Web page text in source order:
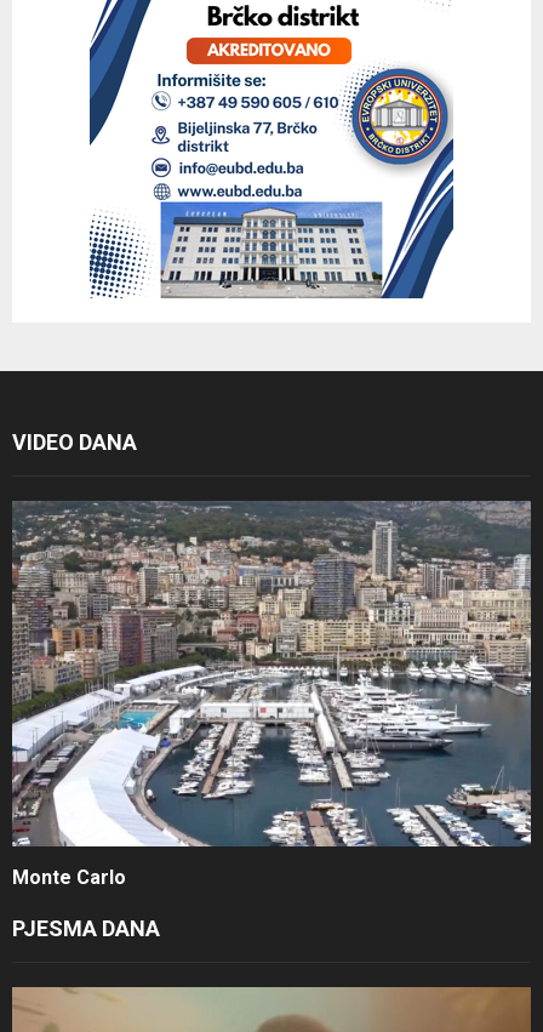
VIDEO DANA
Monte Carlo
PJESMA DANA